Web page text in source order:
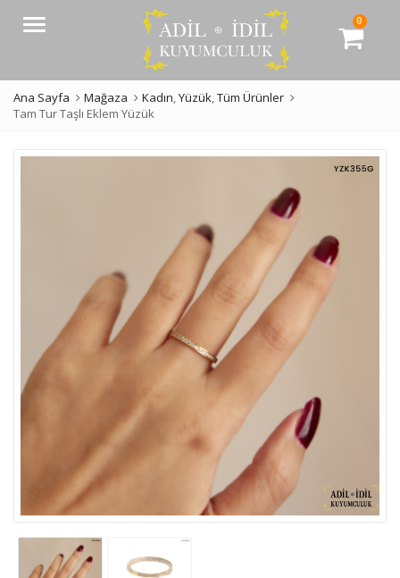
Menü 0
Ana Sayfa Mağaza Kadın,Yüzük,Tüm Ürünler
Tam Tur Taşlı Eklem Yüzük